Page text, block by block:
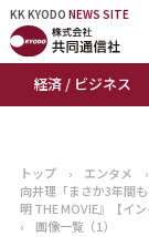
KK KYODO NEWS SITE
経済 / ビジネス
KK KYODONEWS SITE
トップページ
ニュース
トップ › エンタメ
›
向井理「まさか3年間
明 THE MOVIE』【イン
›
画像一覧（1）